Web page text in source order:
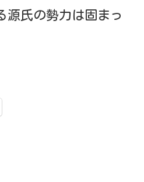
源氏の勢力は固まっ